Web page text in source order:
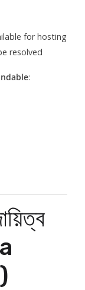
for hosting
resolved
: